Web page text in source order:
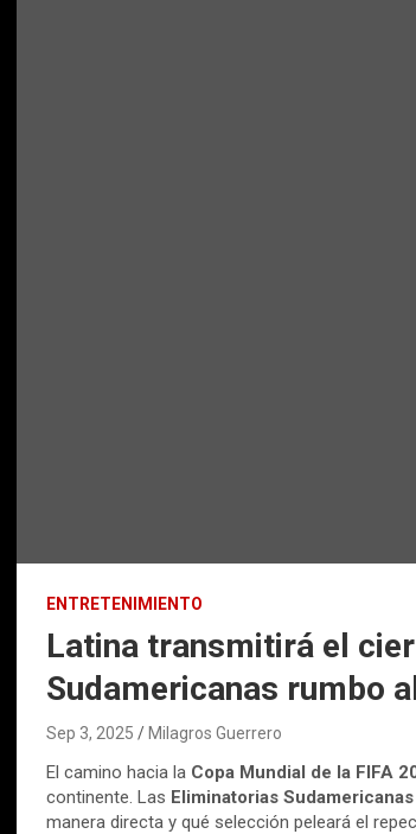
ENTRETENIMIENTO
Latina transmitirá el
Sudamericanas rumbo
Sep 3, 2025 Milagros Guerrero
El camino hacia la Copa Mundial de la FIFA
continente. Las Eliminatorias Sudamericanas
manera directa y qué selección peleará el